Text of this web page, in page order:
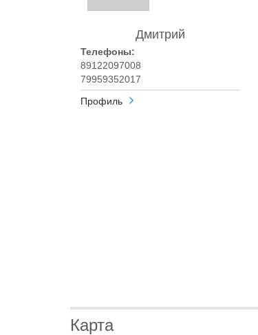
Дмитрий
Телефоны:
89122097008
79959352017
Профиль
Карта